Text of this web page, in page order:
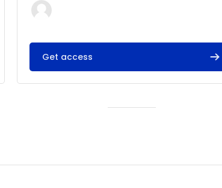
Get access